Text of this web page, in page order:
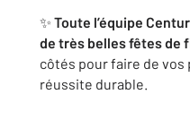
✨ Toute l’équipe
de très belles fêtes de
côtés pour faire de
réussite durable.